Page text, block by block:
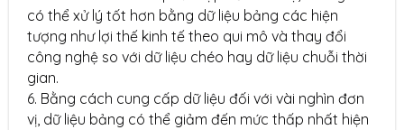
có thể xử lý tốt hơn bằng dữ liệu bảng các hiện
tượng như lợi thế kinh tế theo qui mô và thay đổi
công nghệ so với dữ liệu chéo hay dữ liệu chuỗi thời
gian.
6. Bằng cách cung cấp dữ liệu đối với vài nghìn đơn
vị, dữ liệu bảng có thể giảm đến mức thấp nhất hiện